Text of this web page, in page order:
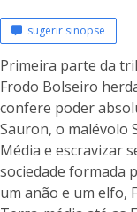
sugerir sinopse
Primeira parte da
Frodo Bolseiro
confere poder
Sauron, o malévolo
Média e escravizar
sociedade formada
um anão e um elfo,